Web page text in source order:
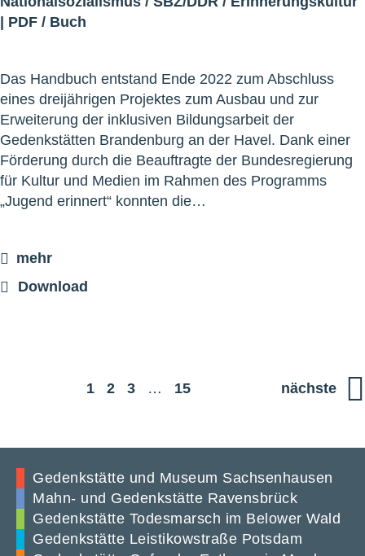
| PDF / Buch
Das Handbuch entstand Ende 2022 zum Abschluss
eines dreijährigen Projektes zum Ausbau und zur
Erweiterung der inklusiven Bildungsarbeit der
Gedenkstätten Brandenburg an der Havel. Dank einer
Förderung durch die Beauftragte der Bundesregierung
für Kultur und Medien im Rahmen des Programms
„Jugend erinnert“ konnten die…
mehr
Download
1 2 3 … 15 nächste
Gedenkstätte und Museum Sachsenhausen
Mahn- und Gedenkstätte Ravensbrück
Gedenkstätte Todesmarsch im Belower Wald
Gedenkstätte Leistikowstraße Potsdam